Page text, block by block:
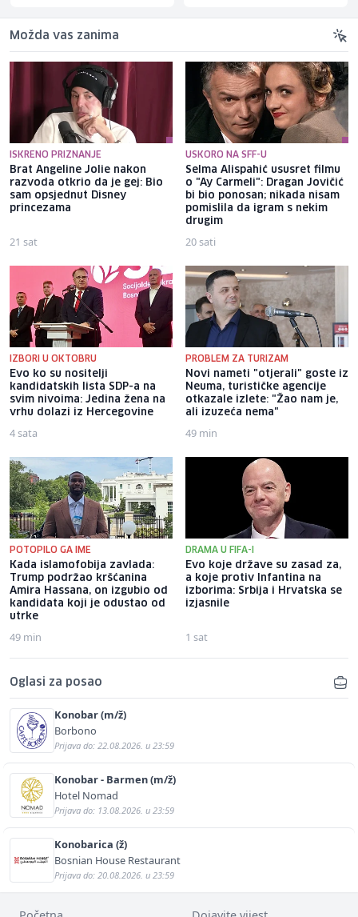
Možda vas zanima
ISKRENO PRIZNANJE
Brat Angeline Jolie nakon
razvoda otkrio da je gej: Bio
sam opsjednut Disney
princezama
21 sat
USKORO NA SFF-U
Selma Alispahić ususret filmu
o "Ay Carmeli": Dragan Jovičić
bi bio ponosan; nikada nisam
pomislila da igram s nekim
drugim
20 sati
IZBORI U OKTOBRU
Evo ko su nositelji
kandidatskih lista SDP-a na
svim nivoima: Jedina žena na
vrhu dolazi iz Hercegovine
4 sata
PROBLEM ZA TURIZAM
Novi nameti "otjerali" goste iz
Neuma, turističke agencije
otkazale izlete: "Žao nam je,
ali izuzeća nema"
49 min
POTOPILO GA IME
Kada islamofobija zavlada:
Trump podržao kršćanina
Amira Hassana, on izgubio od
kandidata koji je odustao od
utrke
49 min
DRAMA U FIFA-I
Evo koje države su zasad za,
a koje protiv Infantina na
izborima: Srbija i Hrvatska se
izjasnile
1 sat
Oglasi za posao
Konobar (m/ž)
Borbono
Prijava do: 22.08.2026. u 23:59
Konobar - Barmen (m/ž)
Hotel Nomad
Prijava do: 13.08.2026. u 23:59
Konobarica (ž)
Bosnian House Restaurant
Prijava do: 20.08.2026. u 23:59